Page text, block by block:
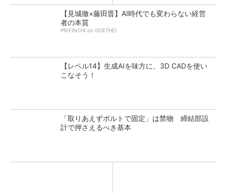
【見城徹×藤田晋】AI時代でも変わらない経営
者の本質
PR(FINCHI on GOETHE)
【レベル14】生成AIを味方に、3D CADを使い
こなそう！
「取りあえずボルトで固定」は禁物 締結部設
計で押さえるべき基本